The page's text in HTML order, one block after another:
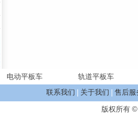
电动平板车
轨道平板车
联系我们
关于我们
售后服
版权所有